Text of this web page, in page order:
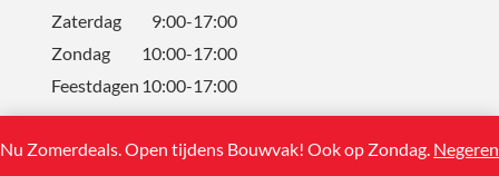
Nu Zomerdeals. Open tijdens Bouwvak! Ook op Zondag. Negeren
Zaterdag
9:00-17:00
Zondag
10:00-17:00
Feestdagen 10:00-17:00
CONTACT